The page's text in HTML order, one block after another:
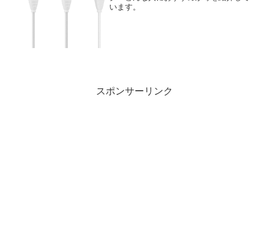
います。
スポンサーリンク